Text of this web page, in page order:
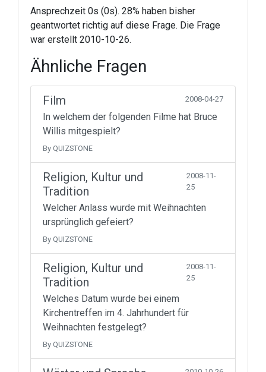
Ansprechzeit 0s (0s). 28% haben bisher
geantwortet richtig auf diese Frage. Die Frage
war erstellt 2010-10-26.
Ähnliche Fragen
Film 2008-04-27
In welchem der folgenden Filme hat Bruce
Willis mitgespielt?
By QUIZSTONE
Religion, Kultur und
Tradition
2008-11-
25
Welcher Anlass wurde mit Weihnachten
ursprünglich gefeiert?
By QUIZSTONE
Religion, Kultur und
Tradition
2008-11-
25
Welches Datum wurde bei einem
Kirchentreffen im 4. Jahrhundert für
Weihnachten festgelegt?
By QUIZSTONE